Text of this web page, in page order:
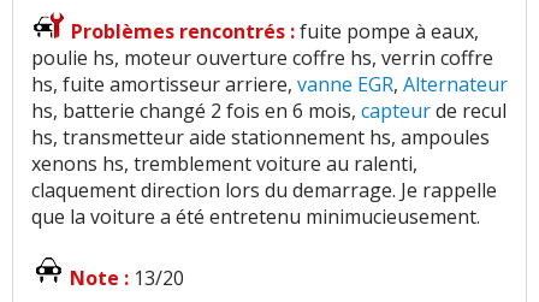
Problèmes rencontrés :fuite pompe à eaux,
poulie hs, moteur ouverture coffre hs, verrin coffre
hs, fuite amortisseur arriere, vanne EGR, Alternateur
hs, batterie changé 2 fois en 6 mois, capteurde recul
hs, transmetteur aide stationnement hs, ampoules
xenons hs, tremblement voiture au ralenti,
claquement direction lors du demarrage. Je rappelle
que la voiture a été entretenu minimucieusement.
Note : 13/20